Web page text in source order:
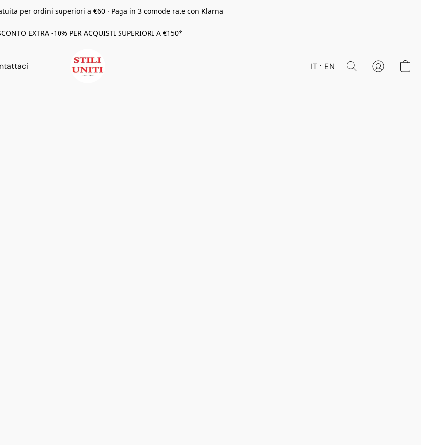
per ordini superiori a €60 · Paga in 3 comode rate con Klarna
EXTRA -10% PER ACQUISTI SUPERIORI A €150*
IT EN